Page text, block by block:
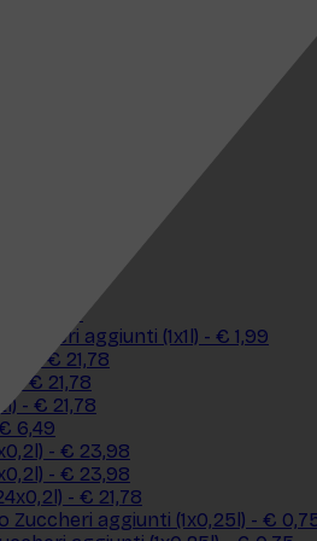
- € 1,99
aggiunti (1x1l) - € 1,99
- € 21,78
- € 21,78
- € 21,78
6,49
- € 23,98
- € 23,98
- € 21,78
Zuccheri aggiunti (1x0,25l) - €